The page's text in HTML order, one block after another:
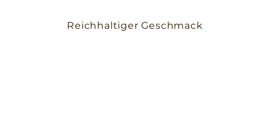
Reichhaltiger Geschmack